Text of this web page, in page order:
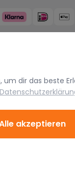
Mercedes
Lamborghini
Tesla
um dir das beste
akzeptieren